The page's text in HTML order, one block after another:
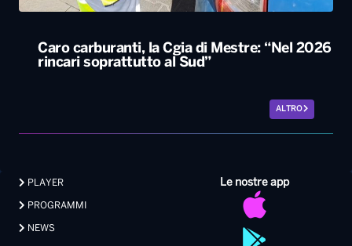
Caro carburanti, la Cgia di Mestre: “Nel 2026
rincari soprattutto al Sud”
ALTRO
Le nostre app
PLAYER
PROGRAMMI
NEWS